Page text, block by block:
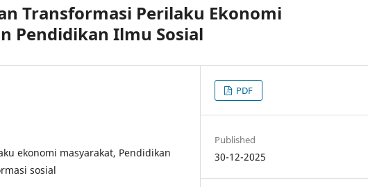
Transformasi Perilaku Ekonomi
Pendidikan Ilmu Sosial
ekonomi masyarakat, Pendidikan
sosial
PDF
Published
30-12-2025